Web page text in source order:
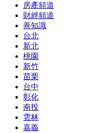
房產頻道
財經頻道
善知識
台北
新北
桃園
新竹
苗栗
台中
彰化
南投
雲林
嘉義